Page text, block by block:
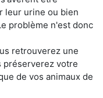
leur urine ou bien
problème n'est donc
retrouverez une
préserverez votre
de vos animaux de